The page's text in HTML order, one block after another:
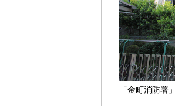
「金町消防署